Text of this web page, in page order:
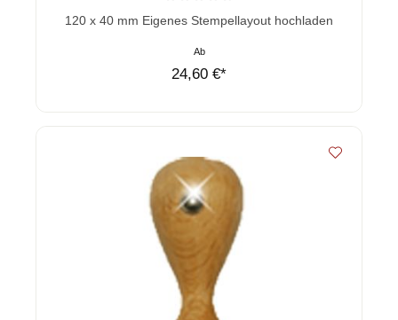
Durchschnittliche Bewertung von 0 von 5 Sternen
120 x 40 mm Eigenes Stempellayout hochladen
Ab
24,60 €*